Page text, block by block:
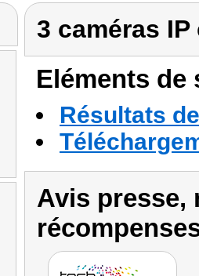
3 caméras
Eléments
Résultats
Avis presse,